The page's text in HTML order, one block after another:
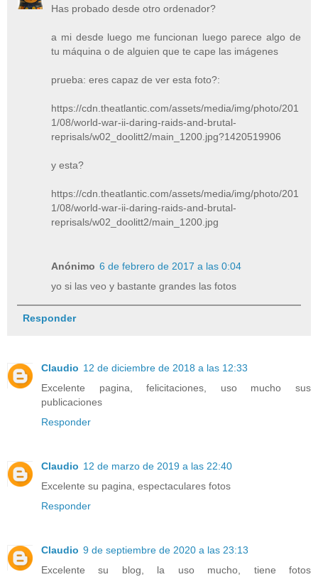
Has probado desde otro ordenador?
a mi desde luego me funcionan luego parece algo de
tu máquina o de alguien que te cape las imágenes
prueba: eres capaz de ver esta foto?:
https://cdn.theatlantic.com/assets/media/img/photo/201
1/08/world-war-ii-daring-raids-and-brutal-
reprisals/w02_doolitt2/main_1200.jpg?1420519906
y esta?
https://cdn.theatlantic.com/assets/media/img/photo/201
1/08/world-war-ii-daring-raids-and-brutal-
reprisals/w02_doolitt2/main_1200.jpg
Anónimo 6 de febrero de 2017 a las 0:04
yo si las veo y bastante grandes las fotos
Responder
Claudio 12 de diciembre de 2018 a las 12:33
Excelente pagina, felicitaciones, uso mucho sus
publicaciones
Responder
Claudio 12 de marzo de 2019 a las 22:40
Excelente su pagina, espectaculares fotos
Responder
Claudio 9 de septiembre de 2020 a las 23:13
Excelente su blog, la uso mucho, tiene fotos